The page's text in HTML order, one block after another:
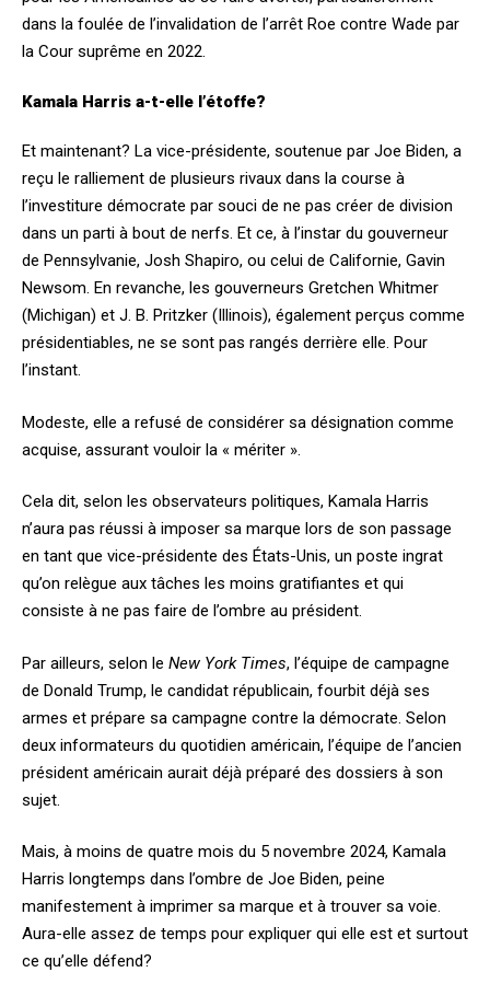
dans la foulée de l’invalidation de l’arrêt Roe contre Wade par
la Cour suprême en 2022.
Kamala Harris a-t-elle l’étoffe?
Et maintenant? La vice-présidente, soutenue par Joe Biden, a
reçu le ralliement de plusieurs rivaux dans la course à
l’investiture démocrate par souci de ne pas créer de division
dans un parti à bout de nerfs. Et ce, à l’instar du gouverneur
de Pennsylvanie, Josh Shapiro, ou celui de Californie, Gavin
Newsom. En revanche, les gouverneurs Gretchen Whitmer
(Michigan) et J. B. Pritzker (Illinois), également perçus comme
présidentiables, ne se sont pas rangés derrière elle. Pour
l’instant.
Modeste, elle a refusé de considérer sa désignation comme
acquise, assurant vouloir la « mériter ».
Cela dit, selon les observateurs politiques, Kamala Harris
n’aura pas réussi à imposer sa marque lors de son passage
en tant que vice-présidente des États-Unis, un poste ingrat
qu’on relègue aux tâches les moins gratifiantes et qui
consiste à ne pas faire de l’ombre au président.
Par ailleurs, selon le New York Times, l’équipe de campagne
de Donald Trump, le candidat républicain, fourbit déjà ses
armes et prépare sa campagne contre la démocrate. Selon
deux informateurs du quotidien américain, l’équipe de l’ancien
président américain aurait déjà préparé des dossiers à son
sujet.
Mais, à moins de quatre mois du 5 novembre 2024, Kamala
Harris longtemps dans l’ombre de Joe Biden, peine
manifestement à imprimer sa marque et à trouver sa voie.
Aura-elle assez de temps pour expliquer qui elle est et surtout
ce qu’elle défend?